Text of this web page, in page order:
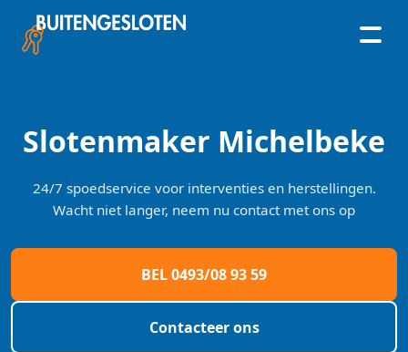
content
Slotenmaker Michelbeke
24/7 spoedservice voor interventies en herstellingen.
Wacht niet langer, neem nu contact met ons op
BEL 0493/08 93 59
Contacteer ons